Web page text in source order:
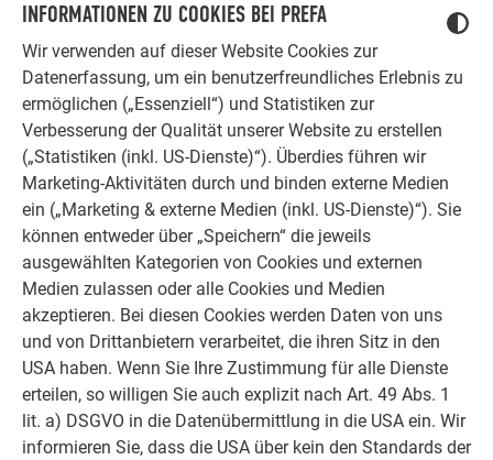
INFORMATIONEN ZU COOKIES BEI PREFA
Wir verwenden auf dieser Website Cookies zur
Datenerfassung, um ein benutzerfreundliches Erlebnis zu
ermöglichen („Essenziell“) und Statistiken zur
Verbesserung der Qualität unserer Website zu erstellen
(„Statistiken (inkl. US-Dienste)“). Überdies führen wir
Marketing-Aktivitäten durch und binden externe Medien
ein („Marketing & externe Medien (inkl. US-Dienste)“). Sie
können entweder über „Speichern“ die jeweils
ausgewählten Kategorien von Cookies und externen
Medien zulassen oder alle Cookies und Medien
akzeptieren. Bei diesen Cookies werden Daten von uns
und von Drittanbietern verarbeitet, die ihren Sitz in den
USA haben. Wenn Sie Ihre Zustimmung für alle Dienste
erteilen, so willigen Sie auch explizit nach Art. 49 Abs. 1
lit. a) DSGVO in die Datenübermittlung in die USA ein. Wir
informieren Sie, dass die USA über kein den Standards der
Ob Bauherr, Sanierer, Verarbeiter oder
Architekt - die Zufriedenheit all
unserer Kunden liegt uns am Herzen.
Deshalb versuchen wir als PREFA in
allen Phasen Ihres Projektes als
starker Begleiter zur Seite zu stehen.
Überzeugen Sie sich selbst!
WEITERLESEN
PREFA SANIERUNGSGALERIE
OBJEKTE VOR UND NACH DER SANIERUNG